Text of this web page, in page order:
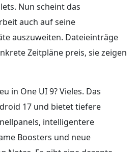
Nun scheint das
auch auf seine
auszuweiten. Dateieinträge
Zeitpläne preis, sie zeigen
in One UI 9? Vieles. Das
17 und bietet tiefere
intelligentere
Boosters und neue